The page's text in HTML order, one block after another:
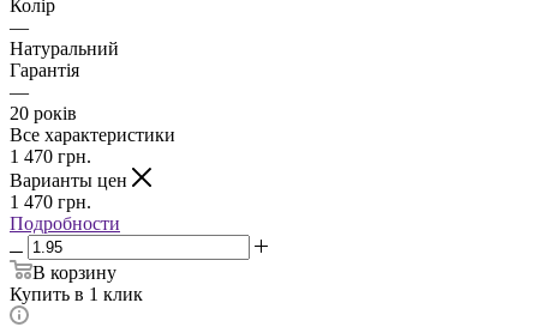
Колір
—
Натуральний
Гарантія
—
20 років
Все характеристики
1 470 грн.
Варианты цен
1 470 грн.
Подробности
В корзину
Купить в 1 клик